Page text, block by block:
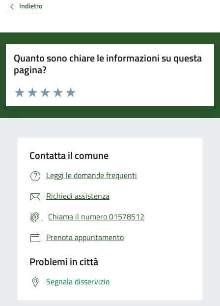
Indietro
Quanto sono chiare le informazioni su questa
pagina?
Valuta da 1 a 5 stelle la pagina
Valuta 5 stelle su 5
Valuta 4 stelle su 5
Valuta 3 stelle su 5
Valuta 2 stelle su 5
Valuta 1 stelle su 5
Contatta il comune
Leggi le domande frequenti
Richiedi assistenza
Chiama il numero 01578512
Prenota appuntamento
Problemi in città
Segnala disservizio